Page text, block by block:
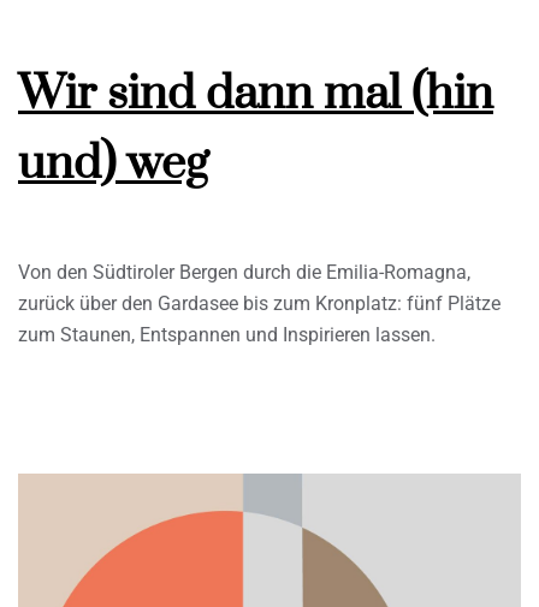
Wir sind dann mal (hin
und) weg
Von den Südtiroler Bergen durch die Emilia-Romagna,
zurück über den Gardasee bis zum Kronplatz: fünf Plätze
zum Staunen, Entspannen und Inspirieren lassen.